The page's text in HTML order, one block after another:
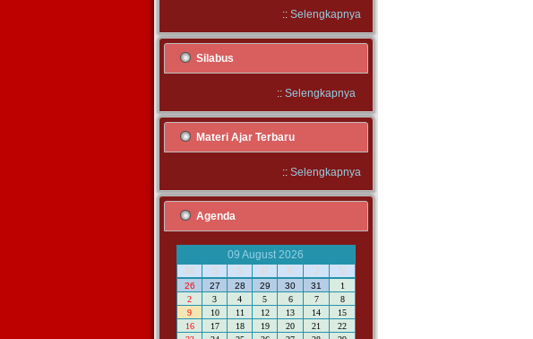
:: Selengkapnya
Silabus
:: Selengkapnya
Materi Ajar Terbaru
:: Selengkapnya
Agenda
09 August 2026
M
S S R K J S
26 27 28 29 30 31
1
2
3 4 5 6 7
8
9
10 11 12 13 14
15
16
17 18 19 20 21
22